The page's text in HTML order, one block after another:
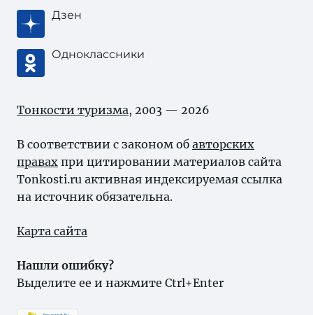
Дзен
Одноклассники
Тонкости туризма, 2003 — 2026
В соответствии с законом об авторских
правах при цитировании материалов сайта
Tonkosti.ru активная индексируемая ссылка
на источник обязательна.
Карта сайта
Нашли ошибку?
Выделите ее и нажмите Ctrl+Enter